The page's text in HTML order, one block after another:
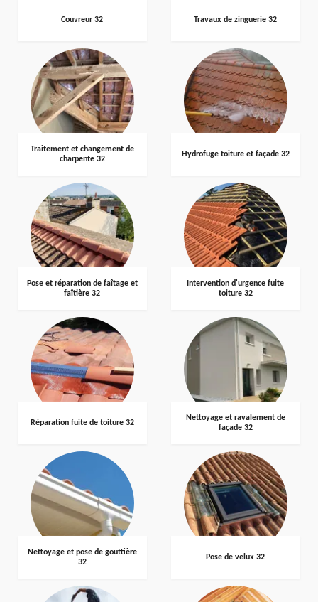
Couvreur 32 Travaux de zinguerie 32
Traitement et changement de
charpente 32
Hydrofuge toiture et façade 32
Pose et réparation de faîtage et
faîtière 32
Intervention d'urgence fuite
toiture 32
Réparation fuite de toiture 32
Nettoyage et ravalement de
façade 32
Nettoyage et pose de gouttière
32
Pose de velux 32